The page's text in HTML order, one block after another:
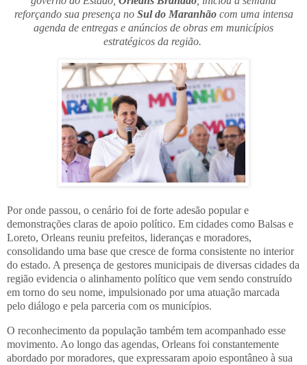
reforçando sua presença no Sul do Maranhãocom uma intensa
agenda de entregas e anúncios de obras em municípios
estratégicos da região.
Por onde passou, o cenário foi de forte adesão popular e
demonstrações claras de apoio político. Em cidades como Balsas e
Loreto, Orleans reuniu prefeitos, lideranças e moradores,
consolidando uma base que cresce de forma consistente no interior
do estado. A presença de gestores municipais de diversas cidades da
região evidencia o alinhamento político que vem sendo construído
em torno do seu nome, impulsionado por uma atuação marcada
pelo diálogo e pela parceria com os municípios.
O reconhecimento da população também tem acompanhado esse
movimento. Ao longo das agendas, Orleans foi constantemente
abordado por moradores, que expressaram apoio espontâneo à sua